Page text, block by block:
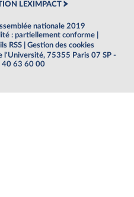
LEXIMPACT
nationale 2019
: partiellement conforme
RSS
Gestion des cookies
l'Université, 75355 Paris 07 SP -
40 63 60 00